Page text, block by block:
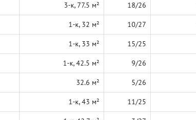
3-к, 77.5 м² 18/26
1-к, 32 м² 10/27
1-к, 33 м² 15/25
1-к, 42.5 м² 9/26
32.6 м² 5/26
1-к, 43 м² 11/25